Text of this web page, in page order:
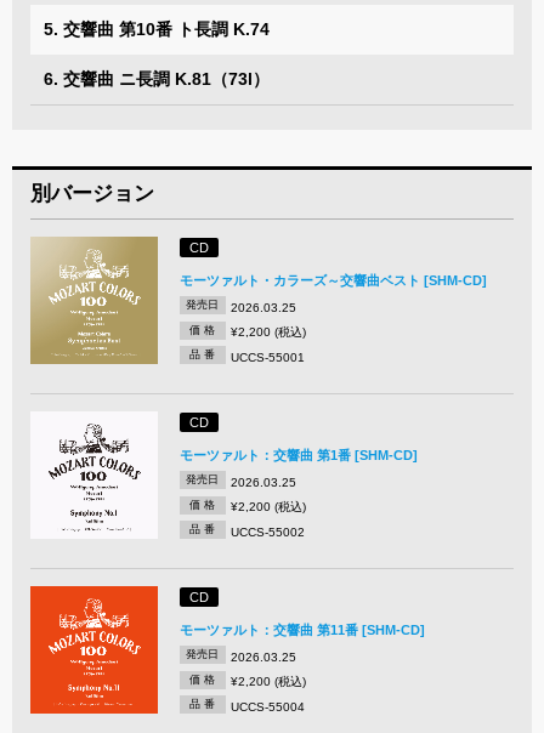
5. 交響曲 第10番 ト長調 K.74
6. 交響曲 ニ長調 K.81（73l）
別バージョン
CD
モーツァルト・カラーズ～交響曲ベスト [SHM-CD]
発売日 2026.03.25
価 格 ¥2,200 (税込)
品 番 UCCS-55001
CD
モーツァルト：交響曲 第1番 [SHM-CD]
発売日 2026.03.25
価 格 ¥2,200 (税込)
品 番 UCCS-55002
CD
モーツァルト：交響曲 第11番 [SHM-CD]
発売日 2026.03.25
価 格 ¥2,200 (税込)
品 番 UCCS-55004